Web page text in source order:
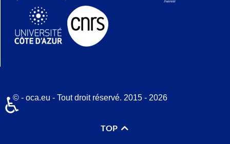
© - oca.eu - Tout droit réservé. 2015 - 2026
TOP